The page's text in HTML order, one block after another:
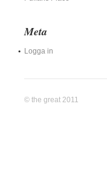
Meta
Logga in
© the great 2011